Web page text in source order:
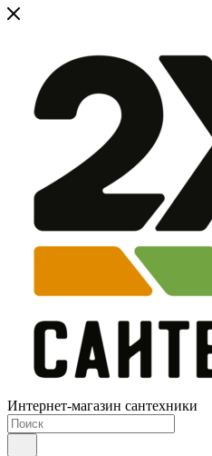
Интернет-магазин сантехники